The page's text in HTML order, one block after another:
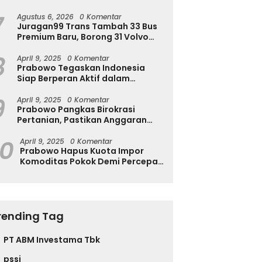
Agustus 6, 2026 0 Komentar
Juragan99 Trans Tambah 33 Bus
Premium Baru, Borong 31 Volvo
di GIIAS 2026
April 9, 2025 0 Komentar
Prabowo Tegaskan Indonesia
Siap Berperan Aktif dalam
April 9, 2025 0 Komentar
Prabowo Pangkas Birokrasi
Pertanian, Pastikan Anggaran
April 9, 2025 0 Komentar
Prabowo Hapus Kuota Impor
Komoditas Pokok Demi Percepat
Tag
PT ABM Investama Tbk
pssi